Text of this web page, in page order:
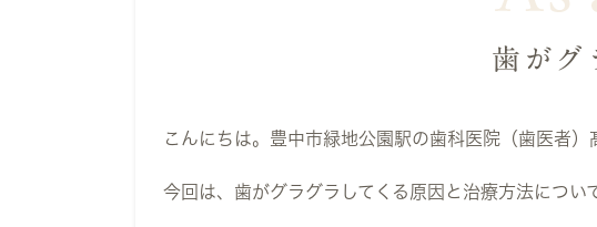
歯がグ
こんにちは。豊中市緑地公園駅の歯科医院（歯医者）
今回は、歯がグラグラしてくる原因と治療方法につい